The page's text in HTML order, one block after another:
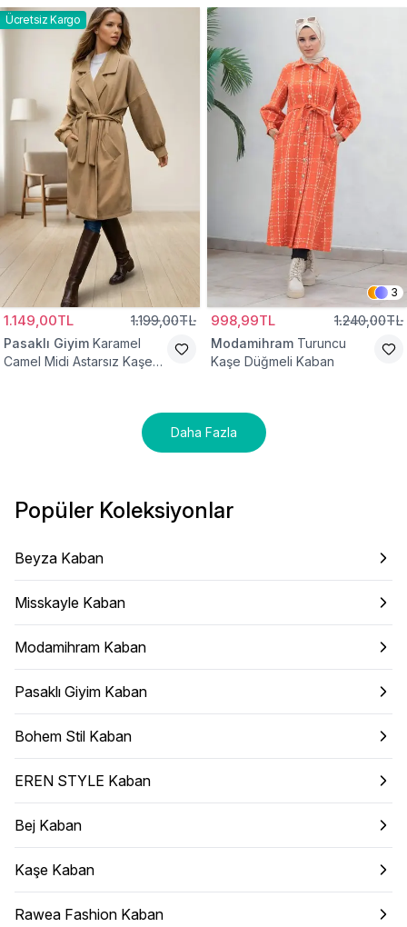
Ücretsiz Kargo
1.149,00TL 1.199,00TL
Pasaklı Giyim Karamel
Camel Midi Astarsız Kaşe
3
998,99TL 1.240,00TL
Modamihram Turuncu
Kaşe Düğmeli Kaban
Daha Fazla
Popüler Koleksiyonlar
Beyza Kaban
Misskayle Kaban
Modamihram Kaban
Pasaklı Giyim Kaban
Bohem Stil Kaban
EREN STYLE Kaban
Bej Kaban
Kaşe Kaban
Rawea Fashion Kaban